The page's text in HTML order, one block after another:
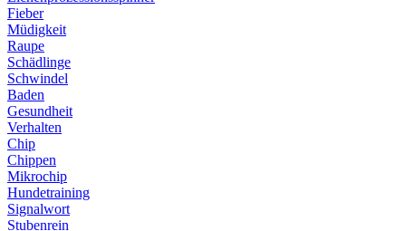
Fieber
Müdigkeit
Raupe
Schädlinge
Schwindel
Baden
Gesundheit
Verhalten
Chip
Chippen
Mikrochip
Hundetraining
Signalwort
Stubenrein